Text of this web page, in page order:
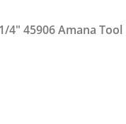
4″ 45906 Amana Tool